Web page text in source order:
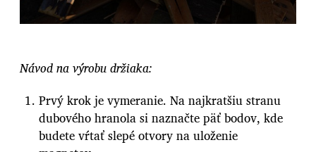
Návod na výrobu držiaka:
Prvý krok je vymeranie. Na najkratšiu stranu
dubového hranola si naznačte päť bodov, kde
budete vŕtať slepé otvory na uloženie